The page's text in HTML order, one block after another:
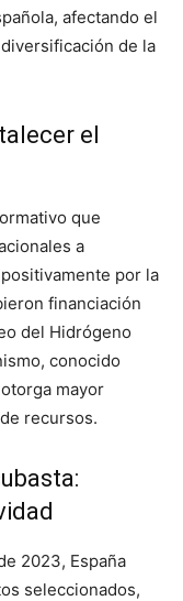
afectando el
de la
el
que
a
por la
financiación
del Hidrógeno
conocido
mayor
recursos.
2023, España
seleccionados,